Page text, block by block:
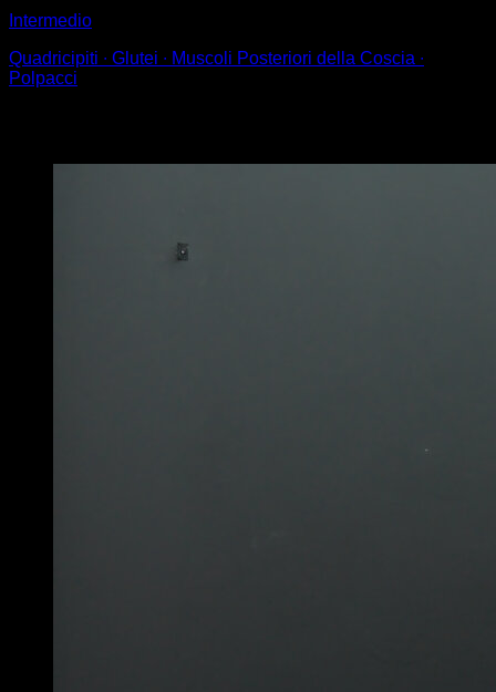
Intermedio
Quadricipiti ∙ Glutei ∙ Muscoli Posteriori della Coscia ∙
Polpacci